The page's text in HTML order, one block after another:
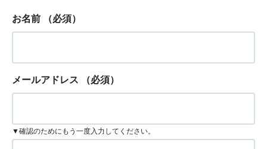
お名前 （必須）
メールアドレス （必須）
▼確認のためにもう一度入力してください。